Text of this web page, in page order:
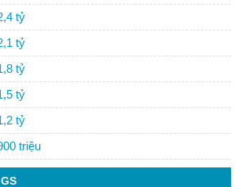
tỷ
tỷ
tỷ
tỷ
tỷ
triệu